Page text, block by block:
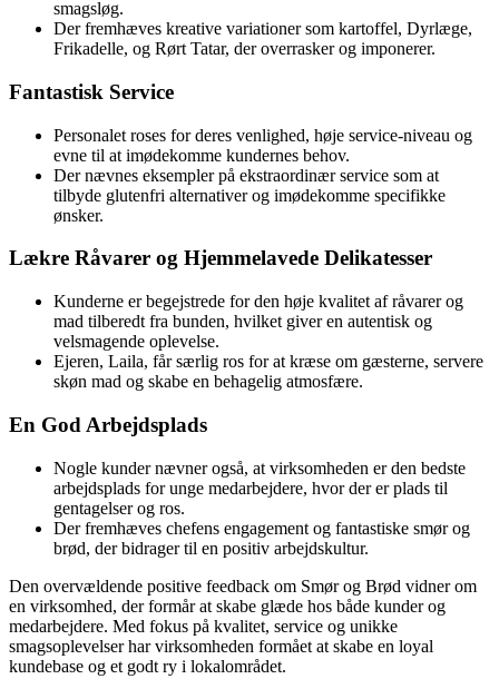
smagsløg.
Der fremhæves kreative variationer som kartoffel, Dyrlæge,
Frikadelle, og Rørt Tatar, der overrasker og imponerer.
Fantastisk Service
Personalet roses for deres venlighed, høje service-niveau og
evne til at imødekomme kundernes behov.
Der nævnes eksempler på ekstraordinær service som at
tilbyde glutenfri alternativer og imødekomme specifikke
ønsker.
Lækre Råvarer og Hjemmelavede Delikatesser
Kunderne er begejstrede for den høje kvalitet af råvarer og
mad tilberedt fra bunden, hvilket giver en autentisk og
velsmagende oplevelse.
Ejeren, Laila, får særlig ros for at kræse om gæsterne, servere
skøn mad og skabe en behagelig atmosfære.
En God Arbejdsplads
Nogle kunder nævner også, at virksomheden er den bedste
arbejdsplads for unge medarbejdere, hvor der er plads til
gentagelser og ros.
Der fremhæves chefens engagement og fantastiske smør og
brød, der bidrager til en positiv arbejdskultur.
Den overvældende positive feedback om Smør og Brød vidner om
en virksomhed, der formår at skabe glæde hos både kunder og
medarbejdere. Med fokus på kvalitet, service og unikke
smagsoplevelser har virksomheden formået at skabe en loyal
kundebase og et godt ry i lokalområdet.